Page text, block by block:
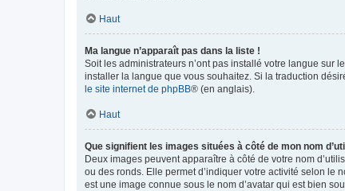
Haut
Ma langue n’apparaît pas dans la liste !
Soit les administrateurs n’ont pas installé votre langue sur
installer la langue que vous souhaitez. Si la traduction
le site internet de phpBB® (en anglais).
Haut
Que signifient les images situées à côté de mon nom
Deux images peuvent apparaître à côté de votre nom
ou des ronds. Elle permet d’indiquer votre activité selon le
est une image connue sous le nom d’avatar qui est bien